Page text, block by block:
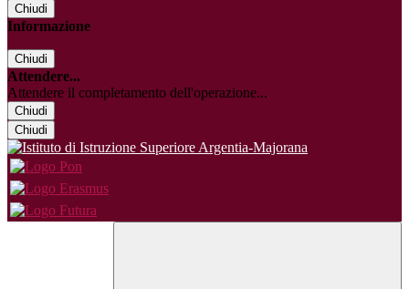
Chiudi
Informazione
Chiudi
Attendere...
Attendere il completamento dell'operazione...
Chiudi
Chiudi